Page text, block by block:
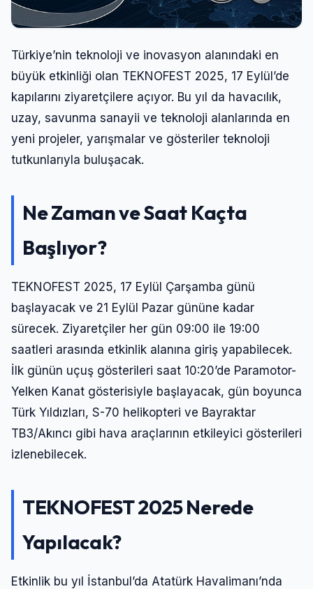
Türkiye’nin teknoloji ve inovasyon alanındaki en
büyük etkinliği olan TEKNOFEST 2025, 17 Eylül’de
kapılarını ziyaretçilere açıyor. Bu yıl da havacılık,
uzay, savunma sanayii ve teknoloji alanlarında en
yeni projeler, yarışmalar ve gösteriler teknoloji
tutkunlarıyla buluşacak.
Ne Zaman ve Saat Kaçta
Başlıyor?
TEKNOFEST 2025, 17 Eylül Çarşamba günü
başlayacak ve 21 Eylül Pazar gününe kadar
sürecek. Ziyaretçiler her gün 09:00 ile 19:00
saatleri arasında etkinlik alanına giriş yapabilecek.
İlk günün uçuş gösterileri saat 10:20’de Paramotor-
Yelken Kanat gösterisiyle başlayacak, gün boyunca
Türk Yıldızları, S-70 helikopteri ve Bayraktar
TB3/Akıncı gibi hava araçlarının etkileyici gösterileri
izlenebilecek.
TEKNOFEST 2025 Nerede
Yapılacak?
Etkinlik bu yıl İstanbul’da Atatürk Havalimanı’nda